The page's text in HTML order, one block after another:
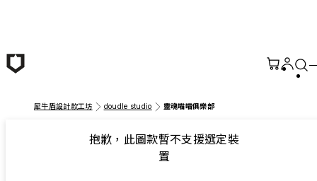
犀牛盾設計款工坊 doudle studio 靈魂喵喵俱樂部
抱歉，此圖款暫不支援選定裝
置